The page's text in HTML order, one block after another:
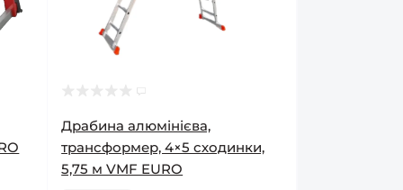
Драбина алюмінієва,
трансформер, 4×5 сходинки,
5,75 м VMF EURO